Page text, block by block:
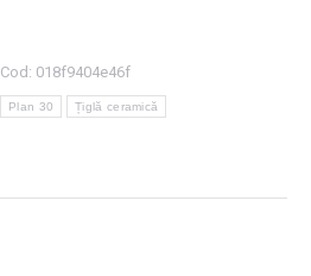
Cod: 018f9404e46f
Plan 30 Țiglă ceramică